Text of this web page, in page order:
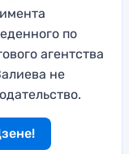
по
агентства
не